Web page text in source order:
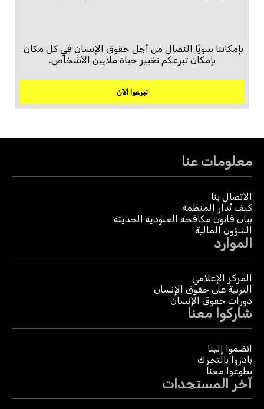
بإمكاننا سويًا النضال من أجل حقوق الإنسان في كل مكان.
بإمكان تبرعكم تغيير حياة ملايين الأشخاص.
تبرعوا الآن
معلومات عنا
الاتصال بنا
كيف تُدار المنظمة
بيان قانون مكافحة العبودية الحديثة
الشؤون المالية
الموارد
المركز الإعلامي
التربية على حقوق الإنسان
دورات حقوق الإنسان
شاركوا معنا
انضموا إلينا
بادروا بالتحرك
تطوعوا معنا
آخر المستجدات